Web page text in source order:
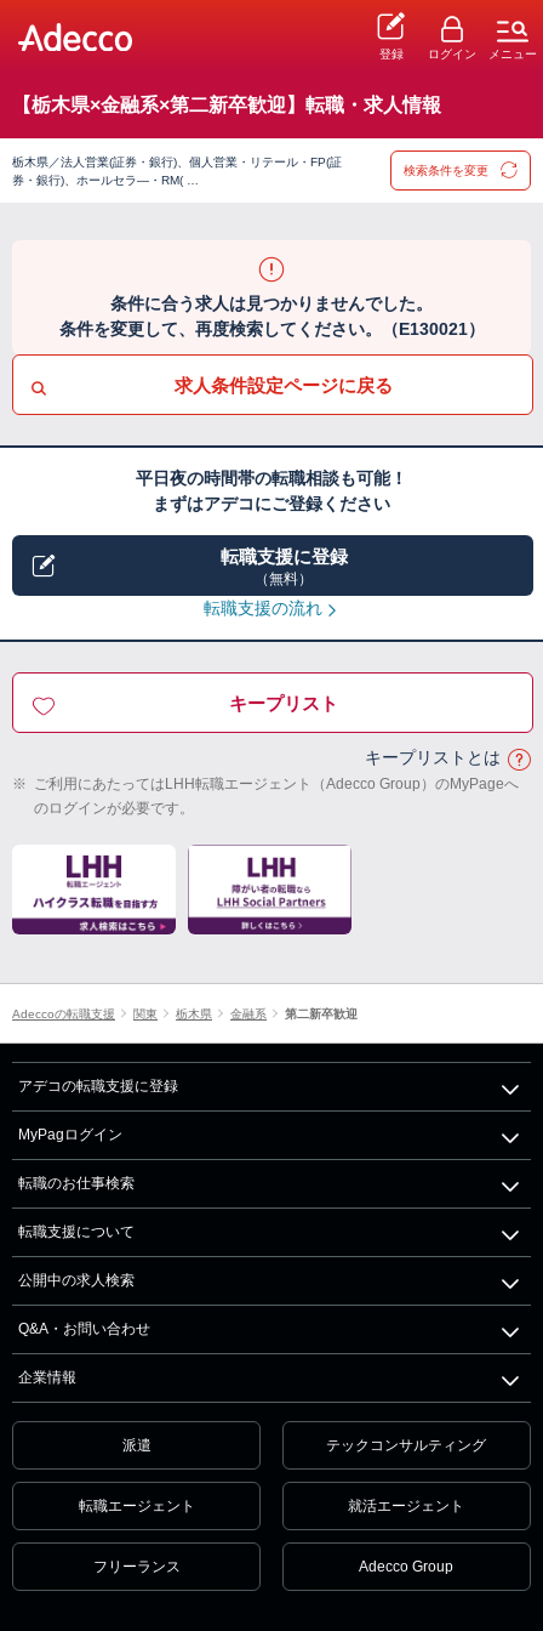
登録 ログイン メニュー
【栃木県×金融系×第二新卒歓迎】転職・求人情報
栃木県／法人営業(証券・銀行)、個人営業・リテール・FP(証
券・銀行)、ホールセラ―・RM( …
検索条件を変更
条件に合う求人は見つかりませんでした。
条件を変更して、再度検索してください。（E130021）
求人条件設定ページに戻る
平日夜の時間帯の転職相談も可能！
まずはアデコにご登録ください
転職支援に登録
（無料）
転職支援の流れ
キープリスト
キープリストとは
※ ご利用にあたってはLHH転職エージェント（Adecco Group）のMyPageへ
のログインが必要です。
Adeccoの転職支援 関東 栃木県 金融系 第二新卒歓迎
アデコの転職支援に登録
MyPagログイン
転職のお仕事検索
転職支援について
公開中の求人検索
Q&A・お問い合わせ
企業情報
派遣 テックコンサルティング
転職エージェント 就活エージェント
フリーランス Adecco Group